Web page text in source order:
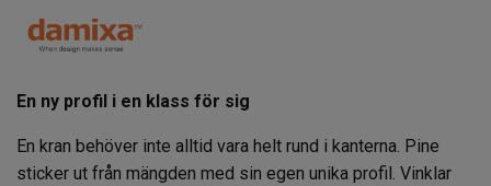
En ny profil i en klass för sig
En kran behöver inte alltid vara helt rund i kanterna. Pine
sticker ut från mängden med sin egen unika profil. Vinklar